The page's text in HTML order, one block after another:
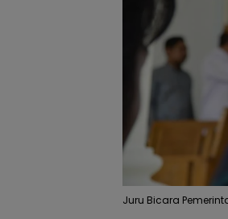
Juru Bicara